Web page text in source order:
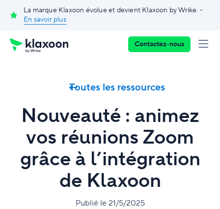
La marque Klaxoon évolue et devient Klaxoon by Wrike. -
En savoir plus
Contactez-nous
Toutes les ressources
Nouveauté : animez
vos réunions Zoom
grâce à l’intégration
de Klaxoon
Publié le 21/5/2025